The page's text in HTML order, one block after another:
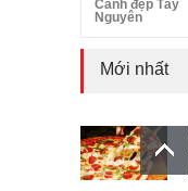
Cảnh đẹp Tây
Nguyên
Mới nhất